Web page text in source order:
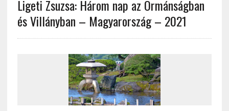
Ligeti Zsuzsa: Három nap az Ormánságban
és Villányban – Magyarország – 2021